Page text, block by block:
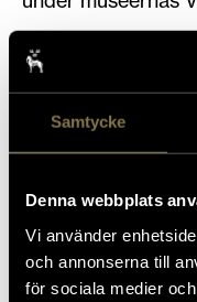
Samtycke
Denna webbplats
Vi använder
och annonserna till
för sociala medier